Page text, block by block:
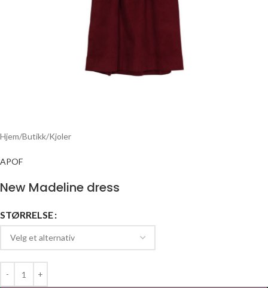
Hjem/Butikk/Kjoler
APOF
New Madeline dress
STØRRELSE